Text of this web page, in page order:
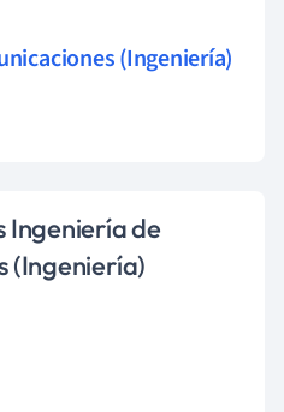
(Ingeniería)
Ingeniería de
(Ingeniería)